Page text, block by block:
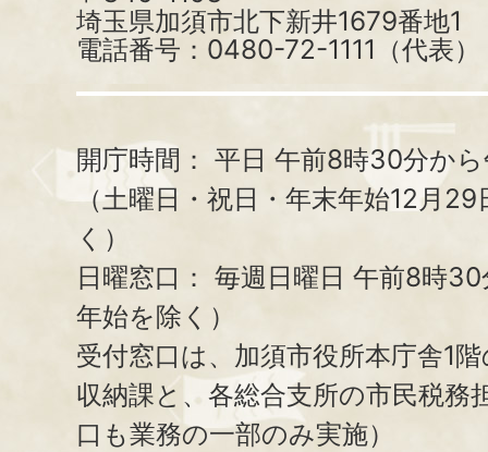
埼玉県加須市北下新井1679番地1
電話番号：0480-72-1111（代表）
開庁時間： 平日 午前8時30分か
（土曜日・祝日・年末年始12月
く）
日曜窓口： 毎週日曜日 午前8時
年始を除く）
受付窓口は、加須市役所本庁舎1
収納課と、 各総合支所の市民税務
口も業務の一部のみ実施）